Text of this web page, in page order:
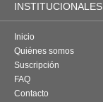
INSTITUCIONALES
Inicio
Quiénes somos
Suscripción
FAQ
Contacto